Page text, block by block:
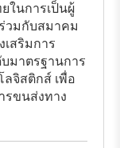
ในการเป็นผู้
วมกับสมาคม
เสริมการ
มาตรฐานการ
จิสติกส์ เพื่อ
รขนส่งทาง